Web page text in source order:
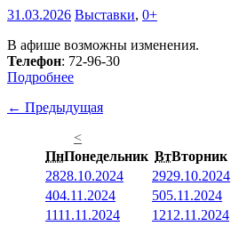
31.03.2026 Выставки, 0+
В афише возможны изменения.
Телефон: 72-96-30
Подробнее
← Предыдущая
<
ПнПонедельник ВтВторник
2828.10.2024 2929.10.2024
404.11.2024 505.11.2024
1111.11.2024 1212.11.2024